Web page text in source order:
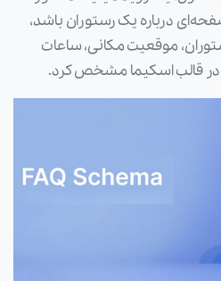
درباره یک رستوران باشد،
موقعیت مکانی، ساعات
در قالب اسکیما مشخص کرد.